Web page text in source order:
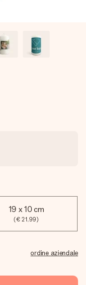
19 x 10 cm
(€ 21,99)
ordine aziendale